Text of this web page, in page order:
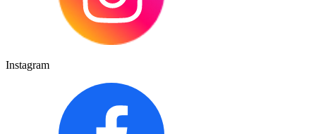
Instagram